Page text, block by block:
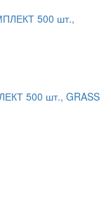
500 шт., GRASS